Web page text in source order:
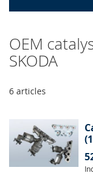
OEM
SKODA
6 articles